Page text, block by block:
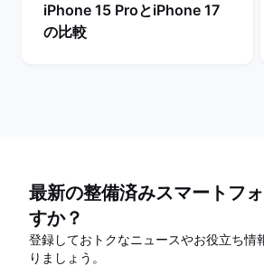
iPhone 15 ProとiPhone 17
の比較
最新の整備済みスマートフ
すか？
登録しておトクなニュースやお役立ち情
りましょう。